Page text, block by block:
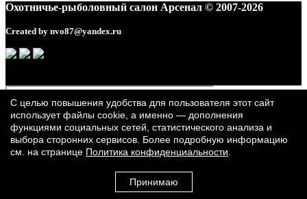
Охотничье-рыболовный салон Арсенал © 2007-2026
Created by nvo87@yandex.ru
С целью повышения удобства для пользователя этот сайт
использует файлы cookie, а именно — дополнения
функциями социальных сетей, статистического анализа и
выбора сторонних сервисов. Более подробную информацию
см. на странице Политика конфиденциальности
Принимаю